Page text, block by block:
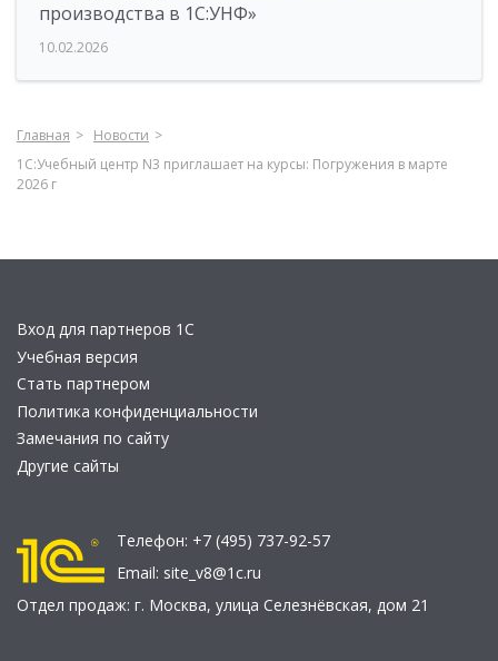
производства в 1С:УНФ»
10.02.2026
Главная
Новости
1С:Учебный центр N3 приглашает на курсы: Погружения в марте
2026 г
Вход для партнеров 1С
Учебная версия
Стать партнером
Политика конфиденциальности
Замечания по сайту
Другие сайты
Телефон: +7 (495) 737-92-57
Email: site_v8@1c.ru
Отдел продаж: г. Москва, улица Селезнёвская, дом 21